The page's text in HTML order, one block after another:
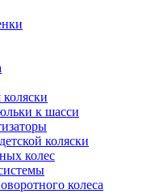
к шасси
коляски
колес
колеса